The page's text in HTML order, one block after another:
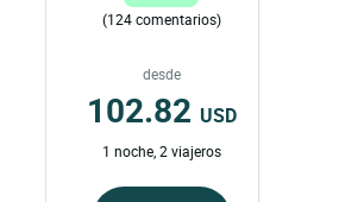
(124 comentarios)
desde
102.82 USD
1 noche, 2 viajeros